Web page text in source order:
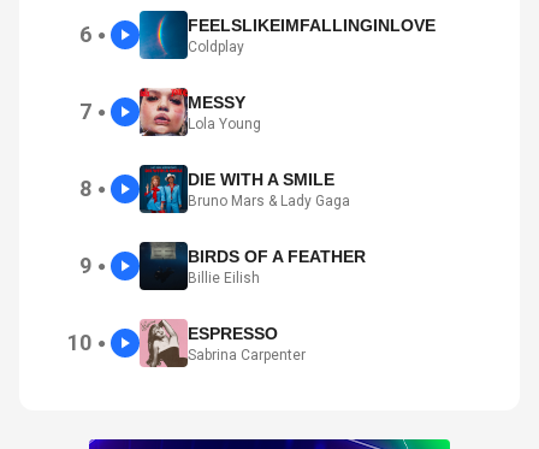
6 ● FEELSLIKEIMFALLINGINLOVE
Coldplay
7 ● MESSY
Lola Young
8 ● DIE WITH A SMILE
Bruno Mars & Lady Gaga
9 ● BIRDS OF A FEATHER
Billie Eilish
10 ● ESPRESSO
Sabrina Carpenter